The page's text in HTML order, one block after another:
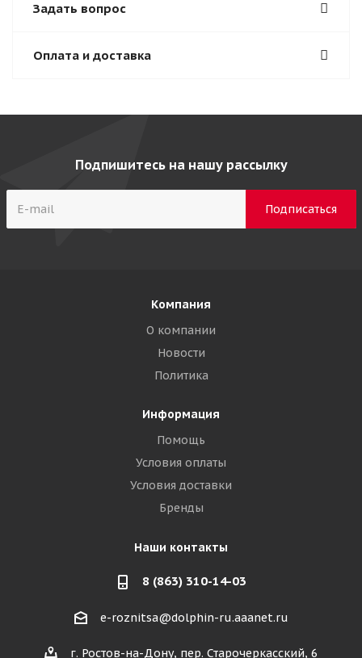
Задать вопрос
Оплата и доставка
Подпишитесь на нашу рассылку
Компания
О компании
Новости
Политика
Информация
Помощь
Условия оплаты
Условия доставки
Бренды
Наши контакты
8 (863) 310-14-03
e-roznitsa@dolphin-ru.aaanet.ru
г. Ростов-на-Дону, пер. Старочеркасский, 6